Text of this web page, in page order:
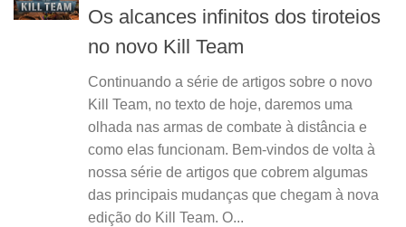
Os alcances infinitos dos tiroteios
no novo Kill Team
Continuando a série de artigos sobre o novo
Kill Team, no texto de hoje, daremos uma
olhada nas armas de combate à distância e
como elas funcionam. Bem-vindos de volta à
nossa série de artigos que cobrem algumas
das principais mudanças que chegam à nova
edição do Kill Team. O...